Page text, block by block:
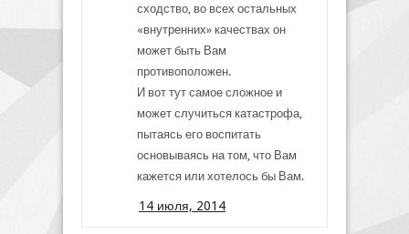
сходство, во всех остальных
«внутренних» качествах он
может быть Вам
противоположен.
И вот тут самое сложное и
может случиться катастрофа,
пытаясь его воспитать
основываясь на том, что Вам
кажется или хотелось бы Вам.
14 июля, 2014